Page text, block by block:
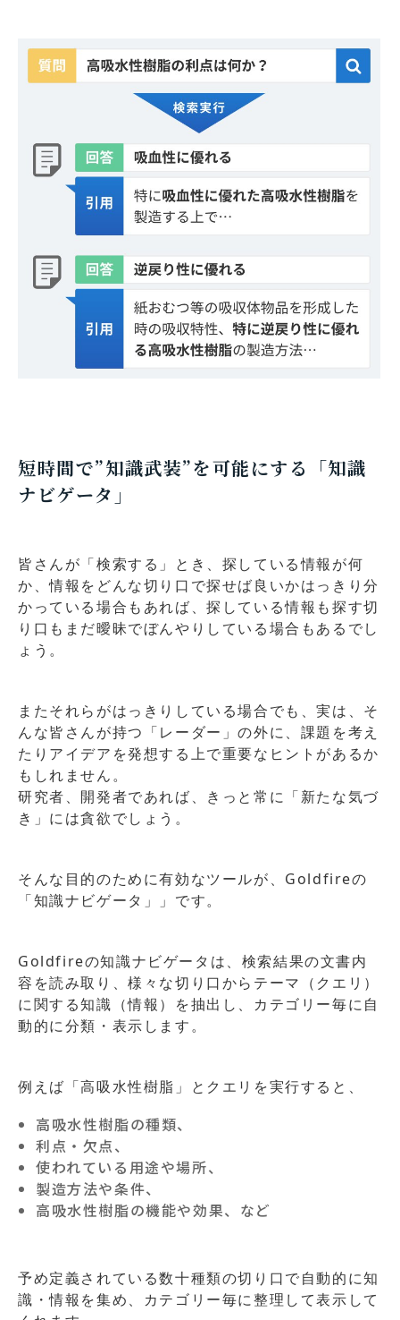
短時間で”知識武装”を可能にする「知識
ナビゲータ」
皆さんが「検索する」とき、探している情報が何
か、情報をどんな切り口で探せば良いかはっきり分
かっている場合もあれば、探している情報も探す切
り口もまだ曖昧でぼんやりしている場合もあるでし
ょう。
またそれらがはっきりしている場合でも、実は、そ
んな皆さんが持つ「レーダー」の外に、課題を考え
たりアイデアを発想する上で重要なヒントがあるか
もしれません。
研究者、開発者であれば、きっと常に「新たな気づ
き」には貪欲でしょう。
そんな目的のために有効なツールが、Goldfireの
「知識ナビゲータ」」です。
Goldfireの知識ナビゲータは、検索結果の文書内
容を読み取り、様々な切り口からテーマ（クエリ）
に関する知識（情報）を抽出し、カテゴリー毎に自
動的に分類・表示します。
例えば「高吸水性樹脂」とクエリを実行すると、
高吸水性樹脂の種類、
利点・欠点、
使われている用途や場所、
製造方法や条件、
高吸水性樹脂の機能や効果、など
予め定義されている数十種類の切り口で自動的に知
識・情報を集め、カテゴリー毎に整理して表示して